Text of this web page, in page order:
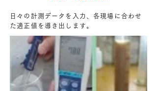
日々の計測データを入力、各現場に合わせ
た適正値を導き出します。